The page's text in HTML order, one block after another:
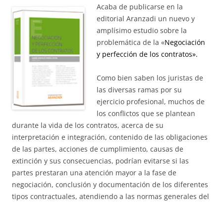
Acaba de publicarse en la
editorial Aranzadi un nuevo y
amplísimo estudio sobre la
problemática de la «Negociación
y perfección de los contratos».
Como bien saben los juristas de
las diversas ramas por su
ejercicio profesional, muchos de
los conflictos que se plantean
durante la vida de los contratos, acerca de su
interpretación e integración, contenido de las obligaciones
de las partes, acciones de cumplimiento, causas de
extinción y sus consecuencias, podrían evitarse si las
partes prestaran una atención mayor a la fase de
negociación, conclusión y documentación de los diferentes
tipos contractuales, atendiendo a las normas generales del